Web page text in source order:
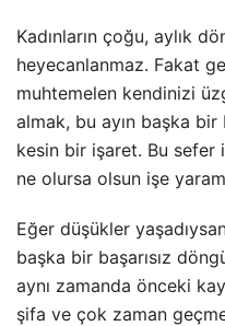
Kadınların çoğu, aylık
heyecanlanmaz. Fakat
muhtemelen kendinizi
almak, bu ayın başka bir
kesin bir işaret. Bu sefer
ne olursa olsun işe
Eğer düşükler
başka bir başarısız
aynı zamanda önceki
şifa ve çok zaman